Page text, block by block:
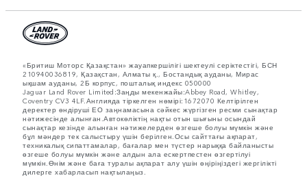
«Бритиш Моторс Қазақстан» жауапкершілігі шектеулі серіктестігі, БСН
210940036819, Қазақстан, Алматы қ., Бостандық ауданы, Мирас
ықшам ауданы, 2Б корпус, пошталық индекс 050000
Jaguar Land Rover Limited:Заңды мекенжайы:Abbey Road, Whitley,
Coventry CV3 4LF.Англияда тіркелген нөмірі:1672070 Келтірілген
деректер өндіруші ЕО заңнамасына сәйкес жүргізген ресми сынақтар
нәтижесінде алынған.Автокөліктің нақты отын шығыны осындай
сынақтар кезінде алынған нәтижелерден өзгеше болуы мүмкін және
бұл мәндер тек салыстыру үшін берілген.Осы сайттағы ақпарат,
техникалық сипаттамалар, бағалар мен түстер нарыққа байланысты
өзгеше болуы мүмкін және алдын ала ескертпестен өзгертілуі
мүмкін.Өнім және баға туралы ақпарат алу үшін өңіріңіздегі жергілікті
дилерге хабарласып нақтылаңыз.